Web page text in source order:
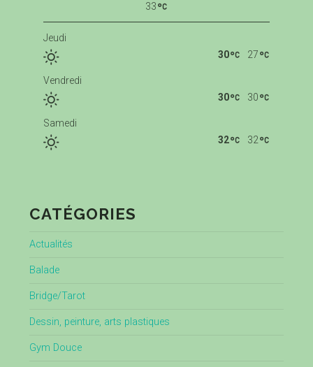
33
Jeudi
27
30
Vendredi
30
30
Samedi
32
32
CATÉGORIES
Actualités
Balade
Bridge/Tarot
Dessin, peinture, arts plastiques
Gym Douce